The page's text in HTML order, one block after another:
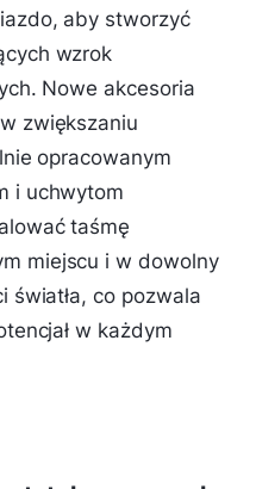
aby stworzyć
wzrok
Nowe akcesoria
zwiększaniu
opracowanym
i uchwytom
taśmę
miejscu i w dowolny
światła, co pozwala
w każdym